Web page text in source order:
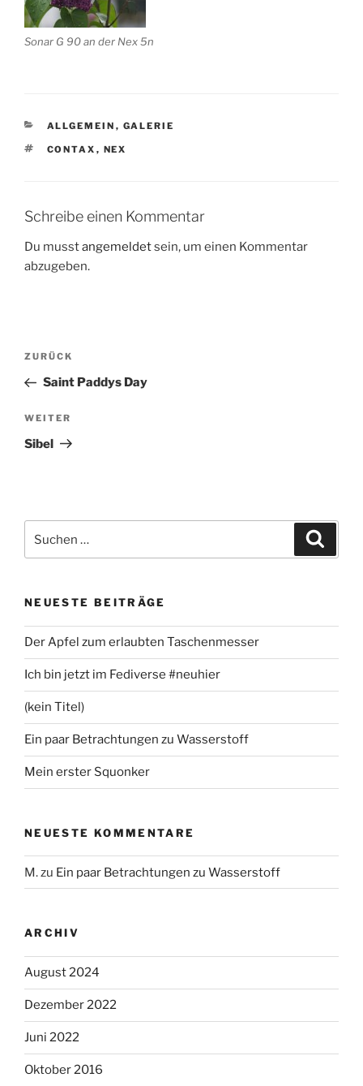
Sonar G 90 an der Nex 5n
KATEGORIEN
ALLGEMEIN , GALERIE
SCHLAGWÖRTER
CONTAX , NEX
Schreibe einen Kommentar
Du musstangemeldetsein, um einen Kommentar
abzugeben.
Beitragsnavigation
Vorheriger
Beitrag
ZURÜCK
Saint Paddys Day
Nächster
Beitrag
WEITER
Sibel
nach:
NEUESTE BEITRÄGE
Der Apfel zum erlaubten Taschenmesser
Ich bin jetzt im Fediverse #neuhier
(kein Titel)
Ein paar Betrachtungen zu Wasserstoff
Mein erster Squonker
NEUESTE KOMMENTARE
M.zu Ein paar Betrachtungen zu Wasserstoff
ARCHIV
August 2024
Dezember 2022
Juni 2022
Oktober 2016